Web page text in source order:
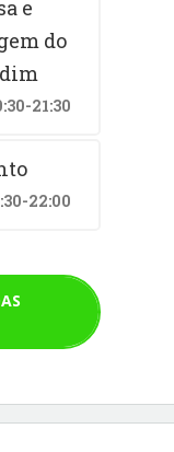
e
do
21:30
22:00